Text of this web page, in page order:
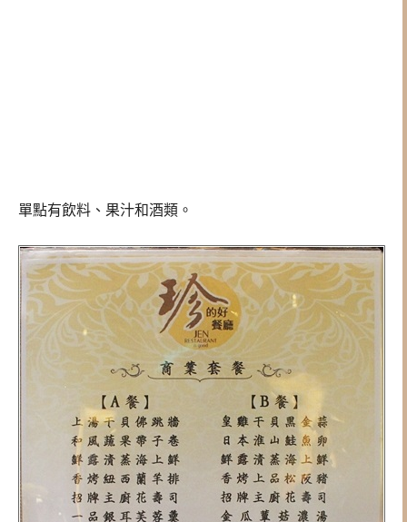
單點有飲料、果汁和酒類。